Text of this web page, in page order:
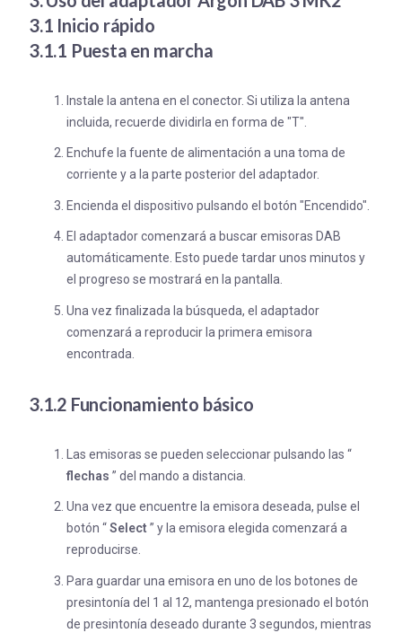
3.1 Inicio rápido
3.1.1 Puesta en marcha
Instale la antena en el conector. Si utiliza la antena
incluida, recuerde dividirla en forma de "T".
Enchufe la fuente de alimentación a una toma de
corriente y a la parte posterior del adaptador.
Encienda el dispositivo pulsando el botón "Encendido".
El adaptador comenzará a buscar emisoras DAB
automáticamente. Esto puede tardar unos minutos y
el progreso se mostrará en la pantalla.
Una vez finalizada la búsqueda, el adaptador
comenzará a reproducir la primera emisora
encontrada.
3.1.2 Funcionamiento básico
Las emisoras se pueden seleccionar pulsando las “
flechas ” del mando a distancia.
Una vez que encuentre la emisora deseada, pulse el
botón “Select ” y la emisora elegida comenzará a
reproducirse.
Para guardar una emisora en uno de los botones de
presintonía del 1 al 12, mantenga presionado el botón
de presintonía deseado durante 3 segundos, mientras